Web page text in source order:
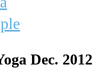
Dec. 2012